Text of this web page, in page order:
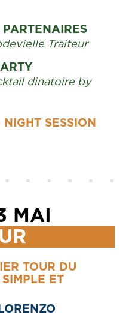
Traiteur
dinatoire by
SESSION
MAI
TOUR DU
ET